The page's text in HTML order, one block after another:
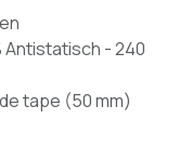
Antistatisch - 240
tape (50 mm)